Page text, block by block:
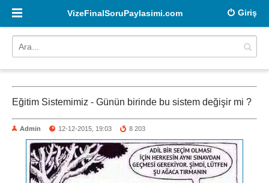
Giriş
VizeFinalSoruPaylasimi.com
Eğitim Sistemimiz - Günün birinde bu sistem değişir mi ?
Admin 12-12-2015, 19:03 8 203